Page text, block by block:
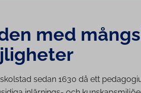
med
sedan 1630 då ett